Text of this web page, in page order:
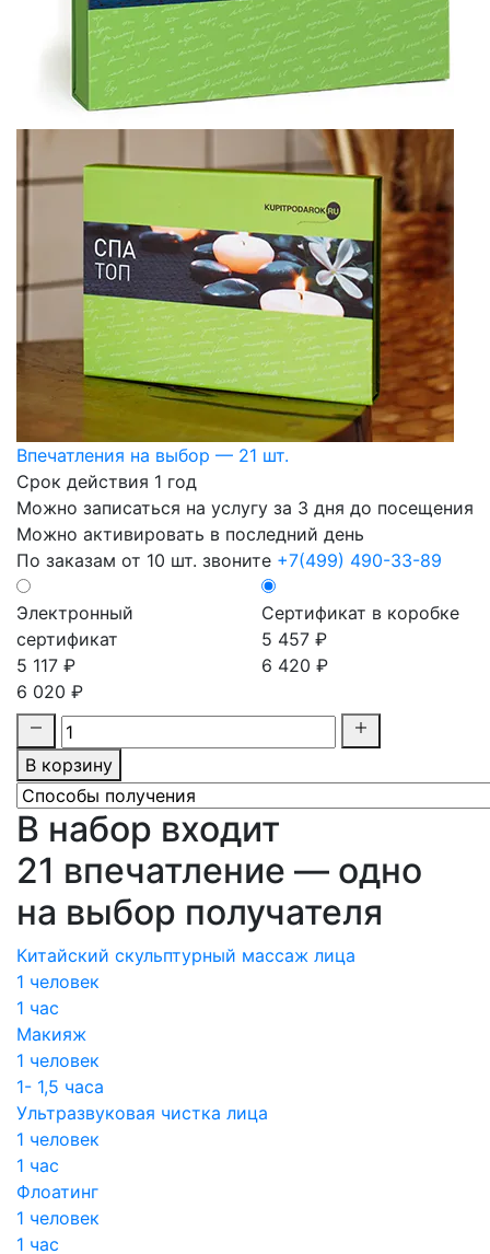
Впечатления на выбор — 21 шт.
Срок действия 1 год
Можно записаться на услугу за 3 дня до посещения
Можно активировать в последний день
По заказам от 10 шт. звоните +7(499) 490-33-89
Электронный
сертификат
5 117 ₽
6 020 ₽
Сертификат в коробке
5 457 ₽
6 420 ₽
В корзину
В набор входит
21 впечатление — одно
на выбор получателя
Китайский скульптурный массаж лица
1 человек
1 час
Макияж
1 человек
1- 1,5 часа
Ультразвуковая чистка лица
1 человек
1 час
Флоатинг
1 человек
1 час